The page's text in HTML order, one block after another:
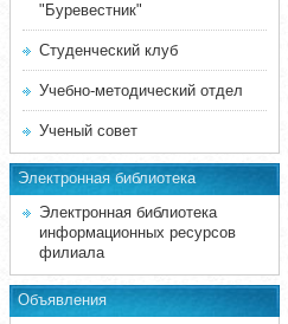
"Буревестник"
Студенческий клуб
Учебно-методический отдел
Ученый совет
Электронная библиотека
Электронная библиотека
информационных ресурсов
филиала
Объявления